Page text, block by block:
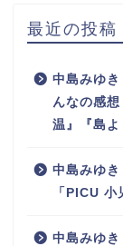
最近の投稿
中島みゆ
んなの感
温』『島
中島みゆ
「PICU
中島みゆ